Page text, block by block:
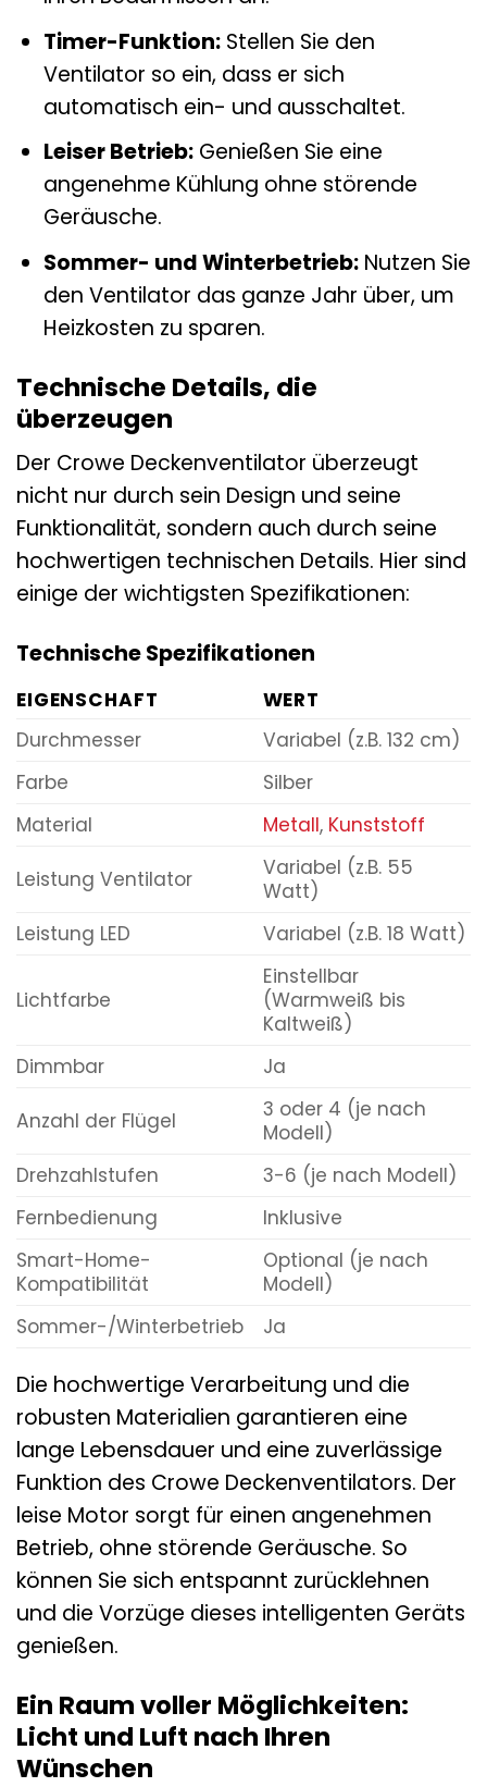
Timer-Funktion:Stellen Sie den
Ventilator so ein, dass er sich
automatisch ein- und ausschaltet.
Leiser Betrieb:Genießen Sie eine
angenehme Kühlung ohne störende
Geräusche.
Sommer- und Winterbetrieb:Nutzen Sie
den Ventilator das ganze Jahr über, um
Heizkosten zu sparen.
Technische Details, die
überzeugen
Der Crowe Deckenventilator überzeugt
nicht nur durch sein Design und seine
Funktionalität, sondern auch durch seine
hochwertigen technischen Details. Hier sind
einige der wichtigsten Spezifikationen:
Technische Spezifikationen
EIGENSCHAFT
WERT
Durchmesser
Variabel (z.B. 132 cm)
Farbe
Silber
Material
Metall, Kunststoff
Leistung Ventilator
Variabel (z.B. 55
Watt)
Leistung LED
Variabel (z.B. 18 Watt)
Lichtfarbe
Einstellbar
(Warmweiß bis
Kaltweiß)
Dimmbar
Ja
Anzahl der Flügel
3 oder 4 (je nach
Modell)
Drehzahlstufen
3-6 (je nach Modell)
Fernbedienung
Inklusive
Smart-Home-
Kompatibilität
Optional (je nach
Modell)
Sommer-/Winterbetrieb
Ja
Die hochwertige Verarbeitung und die
robusten Materialien garantieren eine
lange Lebensdauer und eine zuverlässige
Funktion des Crowe Deckenventilators. Der
leise Motor sorgt für einen angenehmen
Betrieb, ohne störende Geräusche. So
können Sie sich entspannt zurücklehnen
und die Vorzüge dieses intelligenten Geräts
genießen.
Ein Raum voller Möglichkeiten:
Licht und Luft nach Ihren
Wünschen